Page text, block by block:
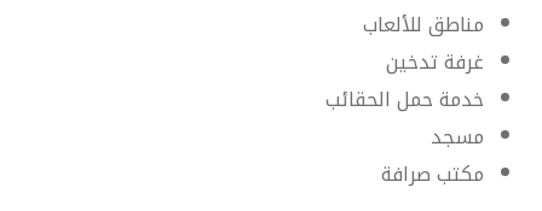
مناطق للألعاب
غرفة تدخين
خدمة حمل الحقائب
مسجد
مكتب صرافة